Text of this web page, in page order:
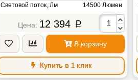
Световой поток, Лм
14500 Люмен
5000 Кельвин
Напряжение питания
AC ~220V Вольт
Масса
4 кг
12 394 p
В корзину
Купить в 1 клик